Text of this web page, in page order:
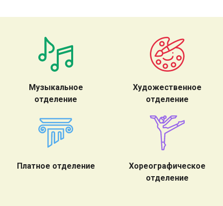
Музыкальное
отделение
Художественное
отделение
Платное отделение
Хореографическое
отделение